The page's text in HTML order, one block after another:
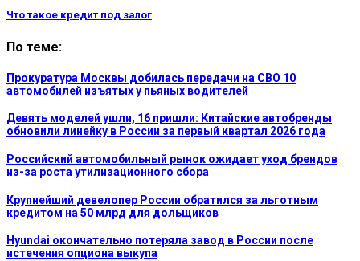
Что такое кредит под залог
По теме:
Прокуратура Москвы добилась передачи на СВО 10
автомобилей изъятых у пьяных водителей
Девять моделей ушли, 16 пришли: Китайские автобренды
обновили линейку в России за первый квартал 2026 года
Российский автомобильный рынок ожидает уход брендов
из-за роста утилизационного сбора
Крупнейший девелопер России обратился за льготным
кредитом на 50 млрд для дольщиков
Hyundai окончательно потеряла завод в России после
истечения опциона выкупа